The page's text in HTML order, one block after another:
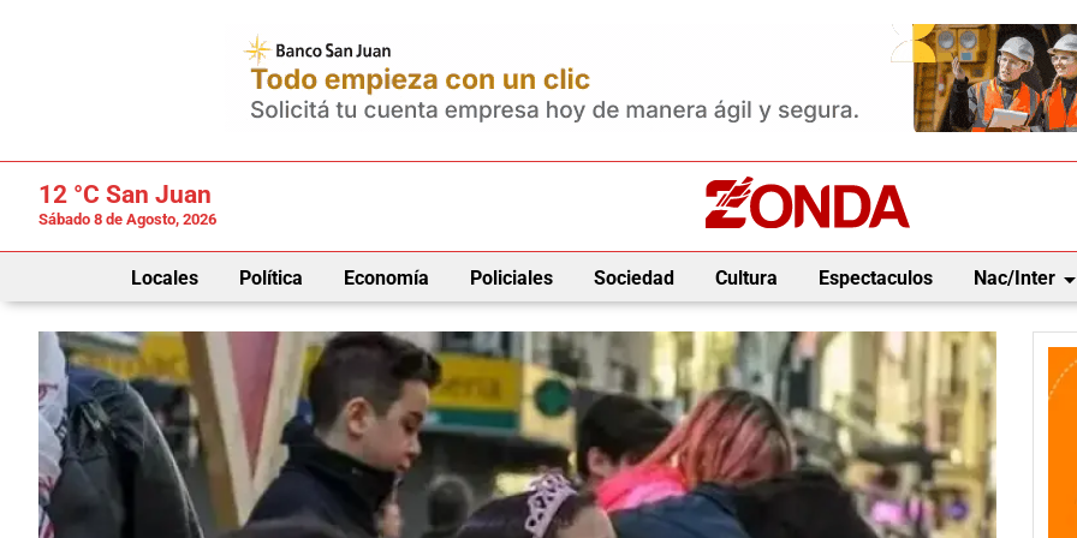
12 °C San Juan
Sábado 8 de Agosto, 2026
Locales Política Economía Policiales Sociedad Cultura Espectaculos Nac/Interarrow_drop_down